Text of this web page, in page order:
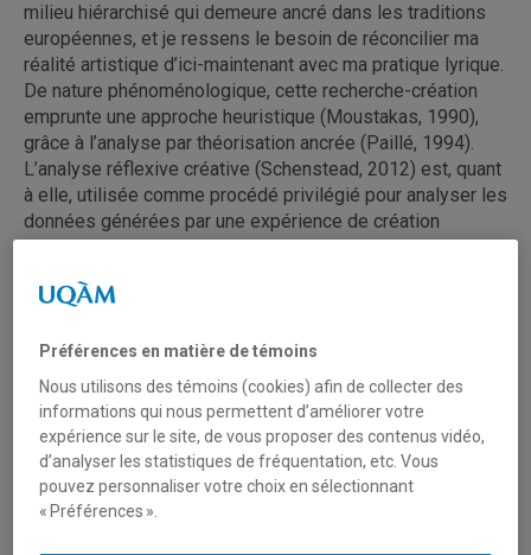
milieu hiérarchisé qui demeure ancré dans les traditions
européennes, et je ressens le besoin de réconcilier ma
réalité artistique d’ici-maintenant avec ma pratique lyrique.
De nature phénoménologique, cette recherche-création
emprunte une approche heuristique (Moustakas, 1990),
grâce à l’analyse par théorisation ancrée (Paillé, 1994).
L’analyse réflexive créative (Schenstead, 2012) est, quant
à elle, utilisée comme procédé privilégié pour analyser les
données générées par une expérience de création
collective. Le procédé de création artistique qui a été
de récits, de paraboles et commentaires. Trois objectifs
Mots clés
Analyse par théorisation ancrée,Création collective,
Écriture embodied,Heuristique,Identité,Interartistique
Interprète lyrique,Musique ,Phénoménologie,
Postcolonialisme
Préférences en matière de témoins
Nous utilisons des témoins (cookies) afin de collecter des
informations qui nous permettent d’améliorer votre
expérience sur le site, de vous proposer des contenus vidéo,
d’analyser les statistiques de fréquentation, etc. Vous
pouvez personnaliser votre choix en sélectionnant
« Préférences ».